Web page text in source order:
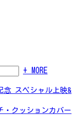
+ MORE
念 スペシャル上映&
・クッションカバー